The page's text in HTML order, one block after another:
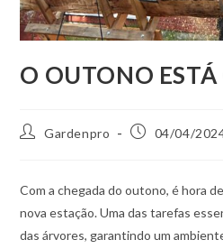
O OUTONO
AutorGardenpro
Post04/04/
Com a chegada do outono, é hora
nova estação. Uma das tarefas
das árvores, garantindo um